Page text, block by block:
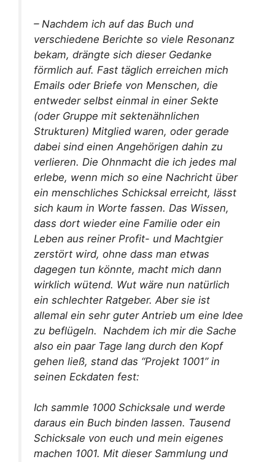
– Nachdem ich auf das Buch und
verschiedene Berichte so viele Resonanz
bekam, drängte sich dieser Gedanke
förmlich auf. Fast täglich erreichen mich
Emails oder Briefe von Menschen, die
entweder selbst einmal in einer Sekte
(oder Gruppe mit sektenähnlichen
Strukturen) Mitglied waren, oder gerade
dabei sind einen Angehörigen dahin zu
verlieren. Die Ohnmacht die ich jedes mal
erlebe, wenn mich so eine Nachricht über
ein menschliches Schicksal erreicht, lässt
sich kaum in Worte fassen. Das Wissen,
dass dort wieder eine Familie oder ein
Leben aus reiner Profit- und Machtgier
zerstört wird, ohne dass man etwas
dagegen tun könnte, macht mich dann
wirklich wütend. Wut wäre nun natürlich
ein schlechter Ratgeber. Aber sie ist
allemal ein sehr guter Antrieb um eine Idee
zu beflügeln. Nachdem ich mir die Sache
also ein paar Tage lang durch den Kopf
gehen ließ, stand das “Projekt 1001” in
seinen Eckdaten fest:
Ich sammle 1000 Schicksale und werde
daraus ein Buch binden lassen. Tausend
Schicksale von euch und mein eigenes
machen 1001. Mit dieser Sammlung und